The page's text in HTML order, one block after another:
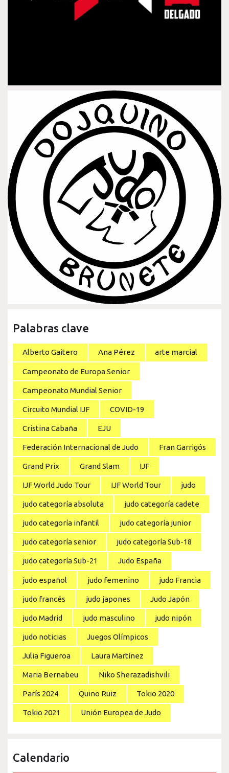
Palabras clave
Alberto Gaitero Ana Pérez arte marcial
Campeonato de Europa Senior
Campeonato Mundial Senior
Circuito Mundial IJF COVID-19
Cristina Cabaña EJU
Federación Internacional de Judo Fran Garrigós
Grand Prix Grand Slam IJF
IJF World Judo Tour IJF World Tour judo
judo categoría absoluta judo categoría cadete
judo categoría infantil judo categoría junior
judo categoría senior judo categoría Sub-18
judo categoría Sub-21 Judo España
judo español judo femenino judo Francia
judo francés judo japones Judo Japón
judo Madrid judo masculino judo nipón
judo noticias Juegos Olímpicos
Julia Figueroa Laura Martínez
Maria Bernabeu Niko Sherazadishvili
París 2024 Quino Ruiz Tokio 2020
Tokio 2021 Unión Europea de Judo
Calendario